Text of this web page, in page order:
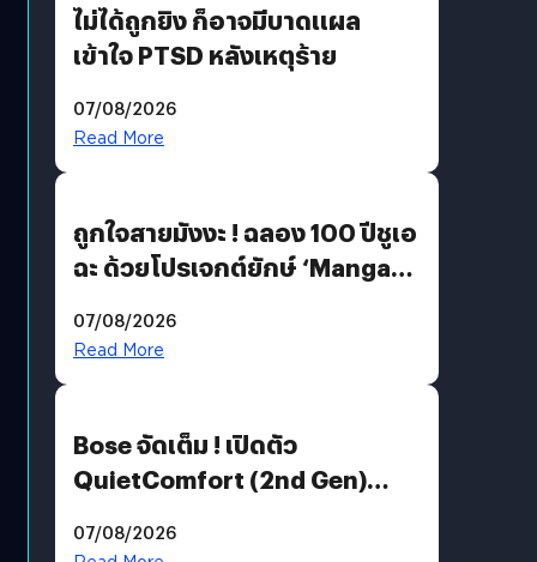
ไม่ได้ถูกยิง ก็อาจมีบาดแผล
เข้าใจ PTSD หลังเหตุร้าย
07/08/2026
Read More
ถูกใจสายมังงะ ! ฉลอง 100 ปีชูเอ
ฉะ ด้วยโปรเจกต์ยักษ์ ‘Manga
มีภาษาไทยด้วย
07/08/2026
Read More
Bose จัดเต็ม ! เปิดตัว
QuietComfort (2nd Gen)
07/08/2026